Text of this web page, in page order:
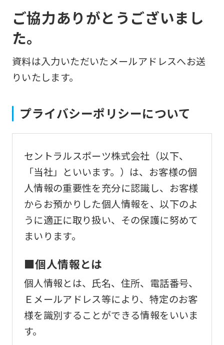
ご協力ありがとうございまし
た。
資料は入力いただいたメールアドレスへお送
りいたします。
プライバシーポリシーについて
セントラルスポーツ株式会社（以下、
「当社」といいます。）は、お客様の個
人情報の重要性を充分に認識し、お客様
からお預かりした個人情報を、以下のよ
うに適正に取り扱い、その保護に努めて
まいります。
■個人情報とは
個人情報とは、氏名、住所、電話番号、
Ｅメールアドレス等により、特定のお客
様を識別することができる情報をいいま
す。